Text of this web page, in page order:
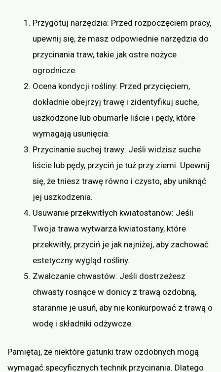
Przygotuj narzędzia: Przed rozpoczęciem pracy,
upewnij się, że masz odpowiednie narzędzia do
przycinania traw, takie jak ostre nożyce
ogrodnicze.
Ocena kondycji rośliny: Przed przycięciem,
dokładnie obejrzyj trawę i zidentyfikuj suche,
uszkodzone lub obumarłe liście i pędy, które
wymagają usunięcia.
Przycinanie suchej trawy: Jeśli widzisz suche
liście lub pędy, przyciń je tuż przy ziemi. Upewnij
się, że tniesz trawę równo i czysto, aby uniknąć
jej uszkodzenia.
Usuwanie przekwitłych kwiatostanów: Jeśli
Twoja trawa wytwarza kwiatostany, które
przekwitły, przyciń je jak najniżej, aby zachować
estetyczny wygląd rośliny.
Zwalczanie chwastów: Jeśli dostrzeżesz
chwasty rosnące w donicy z trawą ozdobną,
starannie je usuń, aby nie konkurpować z trawą o
wodę i składniki odżywcze.
Pamiętaj, że niektóre gatunki traw ozdobnych mogą
wymagać specyficznych technik przycinania. Dlatego